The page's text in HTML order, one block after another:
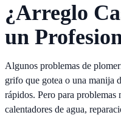
¿Arreglo
un
Algunos problemas de
grifo que gotea o una manija
rápidos. Pero para
calentadores de agua,